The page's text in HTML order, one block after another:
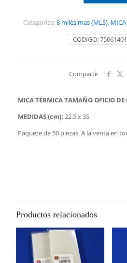
(50pz)
CODIGO:
Categorías:8 milésimas (MLS),
Compartir
MICA TÉRMICA TAMAÑO OFICIO DE
MEDIDAS (cm): 22.5 x 35
Paquete de 50 piezas. A la venta en
Productos relacionados